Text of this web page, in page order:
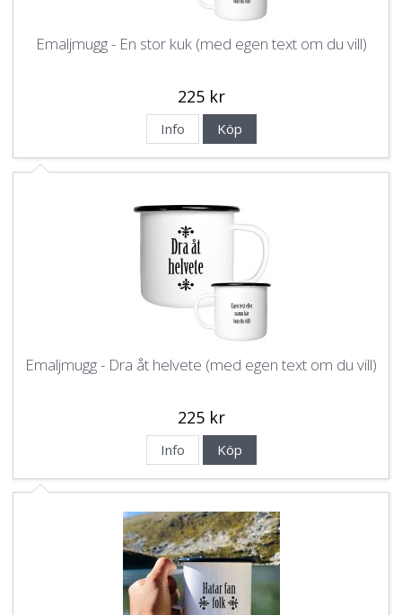
Emaljmugg - En stor kuk (med egen text om du vill)
225 kr
Info Köp
Emaljmugg - Dra åt helvete (med egen text om du vill)
225 kr
Info Köp